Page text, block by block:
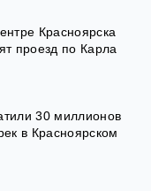
Красноярска
проезд по Карла
30 миллионов
в Красноярском